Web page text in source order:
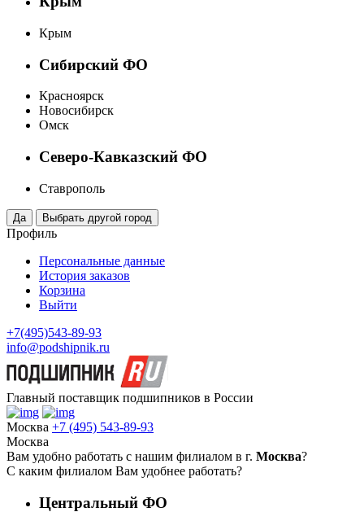
Крым
Сибирский ФО
Красноярск
Новосибирск
Омск
Северо-Кавказский ФО
Ставрополь
Профиль
Персональные данные
История заказов
Корзина
Выйти
+7(495)543-89-93
info@podshipnik.ru
Главный поставщик подшипников в России
Москва +7 (495) 543-89-93
Москва
Вам удобно работать с нашим филиалом в г. Москва?
С каким филиалом Вам удобнее работать?
Центральный ФО